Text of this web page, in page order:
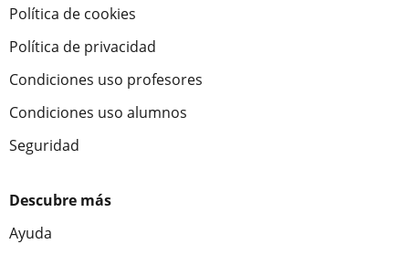
Política de cookies
Política de privacidad
Condiciones uso profesores
Condiciones uso alumnos
Seguridad
Descubre más
Ayuda